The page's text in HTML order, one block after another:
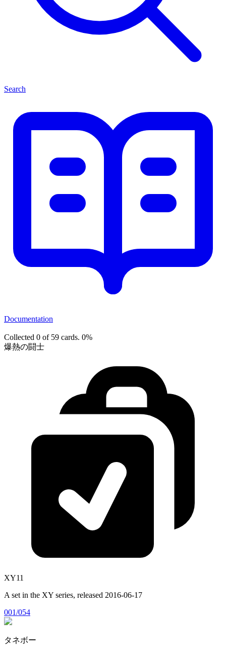
Search
Documentation
Collected 0 of 59 cards. 0%
爆熱の闘士
XY11
A set in the XY series, released 2016-06-17
001/054
タネボー